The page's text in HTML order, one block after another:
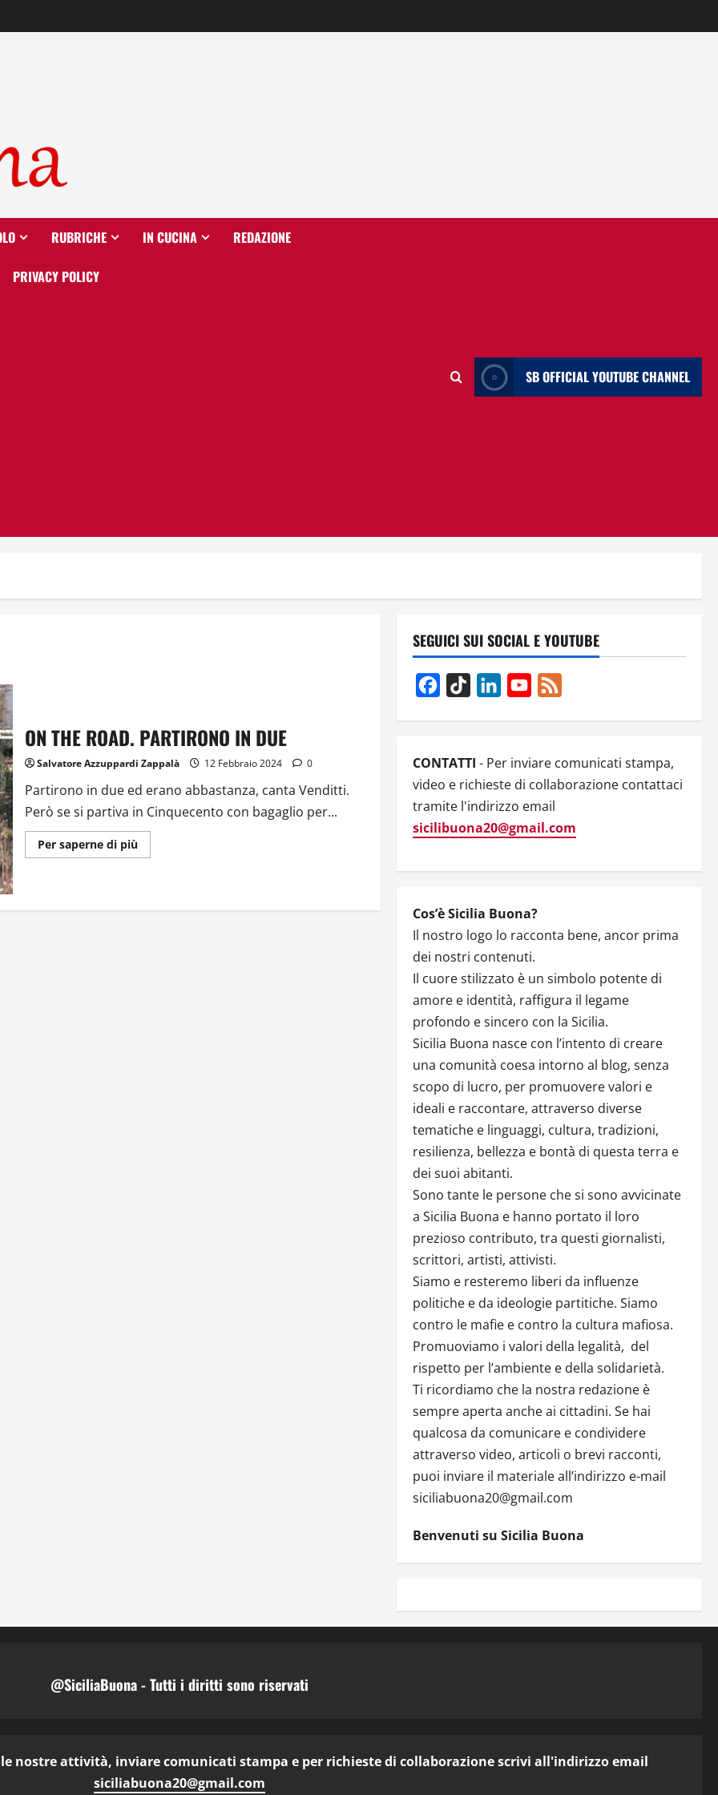
RUBRICHE IN CUCINA REDAZIONE
PRIVACY POLICY
SB OFFICIAL YOUTUBE CHANNEL
ON THE ROAD. PARTIRONO IN DUE
Salvatore Azzuppardi Zappalà 12 Febbraio 2024 0
Partirono in due ed erano abbastanza, canta Venditti.
Però se si partiva in Cinquecento con bagaglio per...
Per saperne di piùUlteriori
informazioni
PARTIRONO
SEGUICI SUI SOCIAL E YOUTUBE
Facebook
TikTok LinkedInYouTube
CONTATTI - Per inviare comunicati stampa,
video e richieste di collaborazione contattaci
tramite l'indirizzo email
sicilibuona20@gmail.com
Cos’è Sicilia Buona?
Il nostro logo lo racconta bene, ancor prima
dei nostri contenuti.
Il cuore stilizzato è un simbolo potente di
amore e identità, raffigura il legame
profondo e sincero con la Sicilia.
Sicilia Buona nasce con l’intento di creare
una comunità coesa intorno al blog, senza
scopo di lucro, per promuovere valori e
ideali e raccontare, attraverso diverse
tematiche e linguaggi, cultura, tradizioni,
resilienza, bellezza e bontà di questa terra e
dei suoi abitanti.
Sono tante le persone che si sono avvicinate
a Sicilia Buona e hanno portato il loro
prezioso contributo, tra questi giornalisti,
scrittori, artisti, attivisti.
Siamo e resteremo liberi da influenze
politiche e da ideologie partitiche. Siamo
contro le mafie e contro la cultura mafiosa.
Promuoviamo i valori della legalità, del
rispetto per l’ambiente e della solidarietà.
Ti ricordiamo che la nostra redazione è
sempre aperta anche ai cittadini. Se hai
qualcosa da comunicare e condividere
attraverso video, articoli o brevi racconti,
puoi inviare il materiale all’indirizzo e-mail
siciliabuona20@gmail.com
Benvenuti su Sicilia Buona
@SiciliaBuona - Tutti i diritti sono riservati
nostre attività, inviare comunicati stampa e per richieste di collaborazione scrivi all'indirizzo email
siciliabuona20@gmail.com